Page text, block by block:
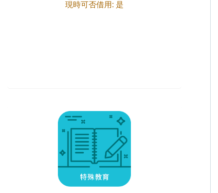
現時可否借用: 是